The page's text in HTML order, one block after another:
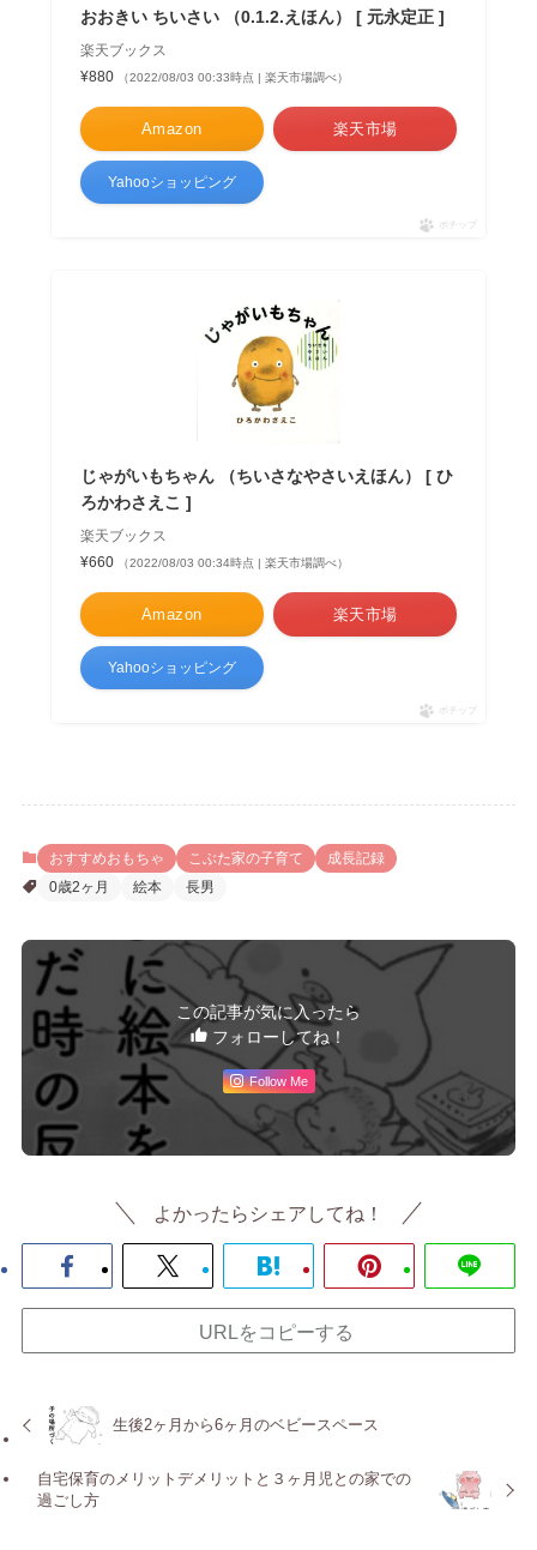
おおきい ちいさい （0.1.2.えほん） [ 元永定正 ]
楽天ブックス
¥880
（2022/08/03 00:33時点 | 楽天市場調べ）
Amazon 楽天市場
Yahooショッピング
ポチップ
じゃがいもちゃん （ちいさなやさいえほん） [ ひ
ろかわさえこ ]
楽天ブックス
¥660
（2022/08/03 00:34時点 | 楽天市場調べ）
Amazon 楽天市場
Yahooショッピング
ポチップ
おすすめおもちゃ こぶた家の子育て
成長記録
0歳2ヶ月
絵本 長男
この記事が気に入ったら
フォローしてね！
Follow Me
よかったらシェアしてね！
URLをコピーする
生後2ヶ月から6ヶ月のベビースペース
自宅保育のメリットデメリットと３ヶ月児との家での
過ごし方